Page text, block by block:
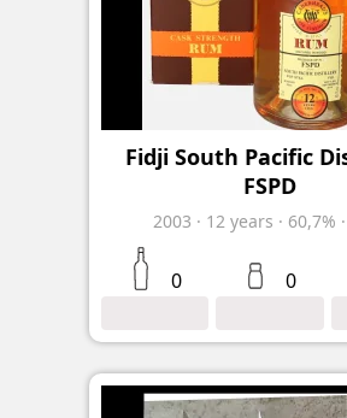
Fidji South Pacific
FSPD
2003 · 12 years · 60,7% ·
0 0